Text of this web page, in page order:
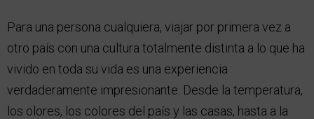
Para una persona cualquiera, viajar por primera vez a
otro país con una cultura totalmente distinta a lo que ha
vivido en toda su vida es una experiencia
verdaderamente impresionante. Desde la temperatura,
los olores, los colores del país y las casas, hasta a la